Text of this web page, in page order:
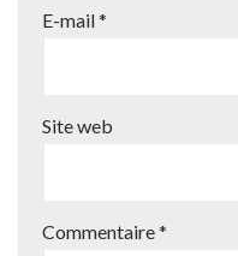
E-mail*
Site web
Commentaire*